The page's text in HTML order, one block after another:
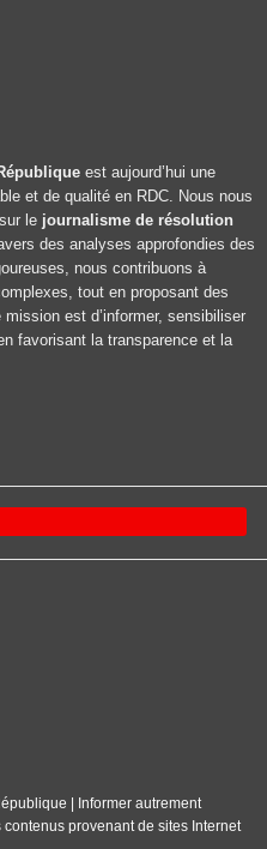
est aujourd’hui une
et de qualité en RDC. Nous nous
le journalisme de résolution
des analyses approfondies des
nous contribuons à
tout en proposant des
est d’informer, sensibiliser
favorisant la transparence et la
| Informer autrement
provenant de sites Internet